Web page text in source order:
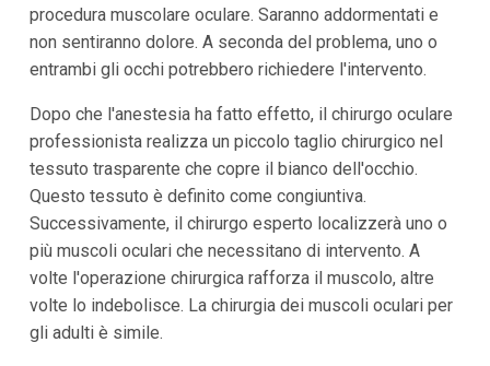
procedura muscolare oculare. Saranno addormentati e
non sentiranno dolore. A seconda del problema, uno o
entrambi gli occhi potrebbero richiedere l'intervento.
Dopo che l'anestesia ha fatto effetto, il chirurgo oculare
professionista realizza un piccolo taglio chirurgico nel
tessuto trasparente che copre il bianco dell'occhio.
Questo tessuto è definito come congiuntiva.
Successivamente, il chirurgo esperto localizzerà uno o
più muscoli oculari che necessitano di intervento. A
volte l'operazione chirurgica rafforza il muscolo, altre
volte lo indebolisce. La chirurgia dei muscoli oculari per
gli adulti è simile.